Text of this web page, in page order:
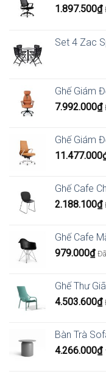
1.897.500₫
Set 4 Zac
Ghế Giám
7.992.000₫
Ghế Giám
11.477.000
Ghế Cafe
2.188.100₫
Ghế Cafe
979.000₫
Ghế Thư
4.503.600₫
Bàn Trà
4.266.000₫